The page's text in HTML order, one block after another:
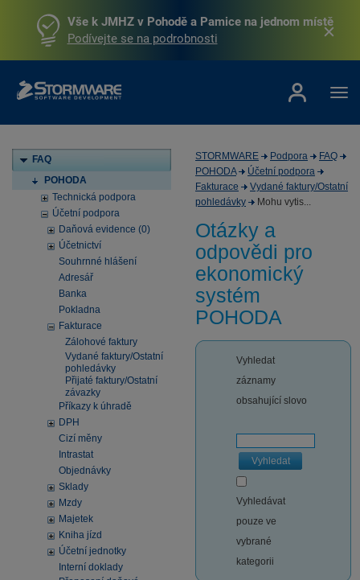
Vše k JMHZ v Pohodě a Pamice na jednom místě
Podívejte se na podrobnosti
FAQ
POHODA
Technická podpora
Účetní podpora
Daňová evidence (0)
Účetnictví
Souhrnné hlášení
Adresář
Banka
Pokladna
Fakturace
Zálohové faktury
Vydané faktury/Ostatní
pohledávky
Přijaté faktury/Ostatní
závazky
Příkazy k úhradě
DPH
Cizí měny
Intrastat
Objednávky
Sklady
Mzdy
Majetek
Kniha jízd
Účetní jednotky
Interní doklady
STORMWARE Podpora
FAQ
POHODA
Účetní podpora
Fakturace
Vydané faktury/Ostatní
pohledávky
Mohu vytis...
Otázky a
odpovědi pro
ekonomický
systém
POHODA
Vyhledat
záznamy
obsahující slovo
Vyhledat
Vyhledávat
pouze ve
vybrané
kategorii